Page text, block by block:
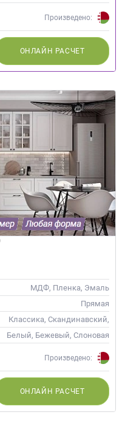
Оливковый, Салатовый,
Бирюзовый
Произведено:
ОНЛАЙН РАСЧЕТ
МДФ, Пленка, Эмаль
Прямая
Классика, Скандинавский,
Неоклассика
Белый, Бежевый, Слоновая
кость, Кремовый
Произведено:
ОНЛАЙН РАСЧЕТ